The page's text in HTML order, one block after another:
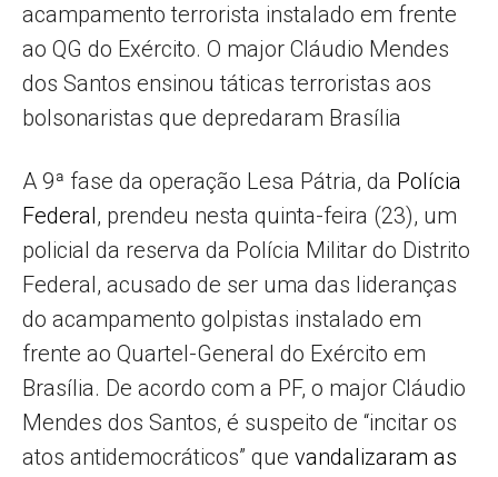
acampamento terrorista instalado em frente
ao QG do Exército. O major Cláudio Mendes
dos Santos ensinou táticas terroristas aos
bolsonaristas que depredaram Brasília
A 9ª fase da operação Lesa Pátria, da Polícia
Federal, prendeu nesta quinta-feira (23), um
policial da reserva da Polícia Militar do Distrito
Federal, acusado de ser uma das lideranças
do acampamento golpistas instalado em
frente ao Quartel-General do Exército em
Brasília. De acordo com a PF, o major Cláudio
Mendes dos Santos, é suspeito de “incitar os
atos antidemocráticos” que vandalizaram as